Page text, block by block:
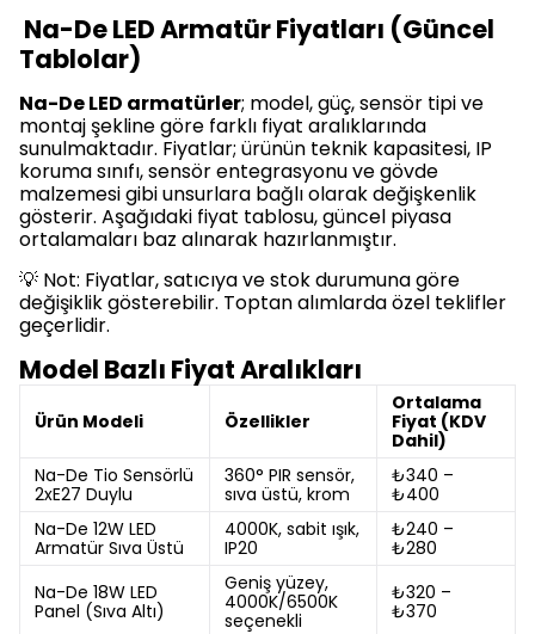
Na-De LED Armatür Fiyatları (Güncel
Tablolar)
Na-De LED armatürler; model, güç, sensör tipi ve
montaj şekline göre farklı fiyat aralıklarında
sunulmaktadır. Fiyatlar; ürünün teknik kapasitesi, IP
koruma sınıfı, sensör entegrasyonu ve gövde
malzemesi gibi unsurlara bağlı olarak değişkenlik
gösterir. Aşağıdaki fiyat tablosu, güncel piyasa
ortalamaları baz alınarak hazırlanmıştır.
💡 Not: Fiyatlar, satıcıya ve stok durumuna göre
değişiklik gösterebilir. Toptan alımlarda özel teklifler
geçerlidir.
Model Bazlı Fiyat Aralıkları
Ürün Modeli Özellikler
Ortalama
Fiyat (KDV
Dahil)
Na-De Tio Sensörlü
2xE27 Duylu
360° PIR sensör,
sıva üstü, krom
₺340 –
₺400
Na-De 12W LED
Armatür Sıva Üstü
4000K, sabit ışık,
IP20
₺240 –
₺280
Na-De 18W LED
Panel (Sıva Altı)
Geniş yüzey,
4000K/6500K
seçenekli
₺320 –
₺370